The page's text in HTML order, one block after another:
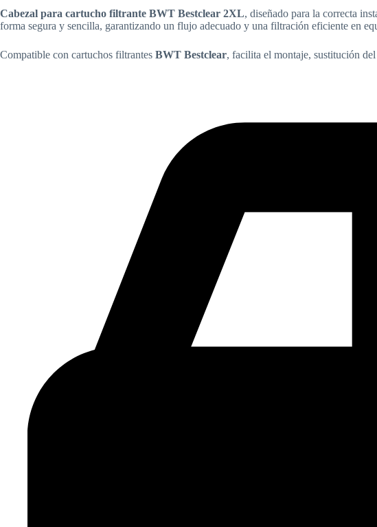
Cabezal para cartucho filtrante BWT Bestclear 2XL, diseñado para la correcta
forma segura y sencilla, garantizando un flujo adecuado y una filtración eficiente en
Compatible con cartuchos filtrantes BWT Bestclear, facilita el montaje, sustitución